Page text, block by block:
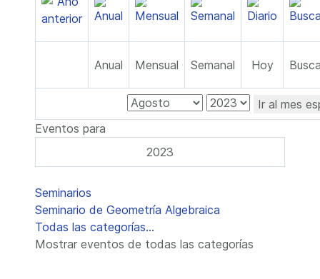
Anual Mensual Semanal Hoy
Ir al mes
Eventos para
2023
Lista de límites de paginación
Seminarios
Seminario de Geometría Algebraica
Todas las categorías...
Mostrar eventos de todas las categorías